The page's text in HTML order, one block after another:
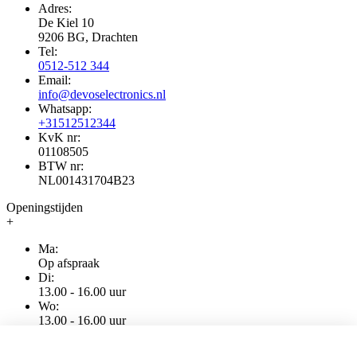
Adres:
De Kiel 10
9206 BG, Drachten
Tel:
0512-512 344
Email:
info@devoselectronics.nl
Whatsapp:
+31512512344
KvK nr:
01108505
BTW nr:
NL001431704B23
Openingstijden
+
Ma:
Op afspraak
Di:
13.00 - 16.00 uur
Wo:
13.00 - 16.00 uur